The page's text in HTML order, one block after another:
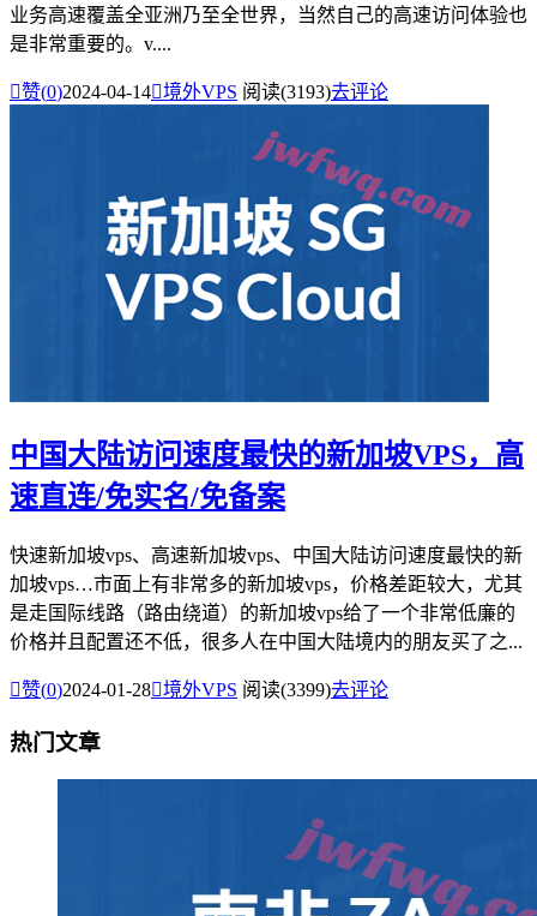
业务高速覆盖全亚洲乃至全世界，当然自己的高速访问体验也
是非常重要的。v....
赞(0)2024-04-14境外VPS 阅读(3193)去评论
中国大陆访问速度最快的新加坡VPS，高
速直连/免实名/免备案
快速新加坡vps、高速新加坡vps、中国大陆访问速度最快的新
加坡vps…市面上有非常多的新加坡vps，价格差距较大，尤其
是走国际线路（路由绕道）的新加坡vps给了一个非常低廉的
价格并且配置还不低，很多人在中国大陆境内的朋友买了之...
赞(0)2024-01-28境外VPS 阅读(3399)去评论
热门文章